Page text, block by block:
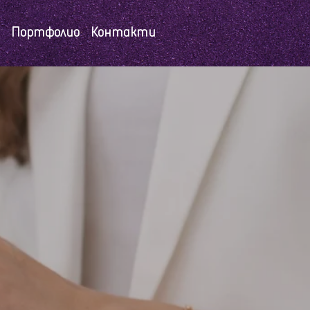
Портфолио Контакти